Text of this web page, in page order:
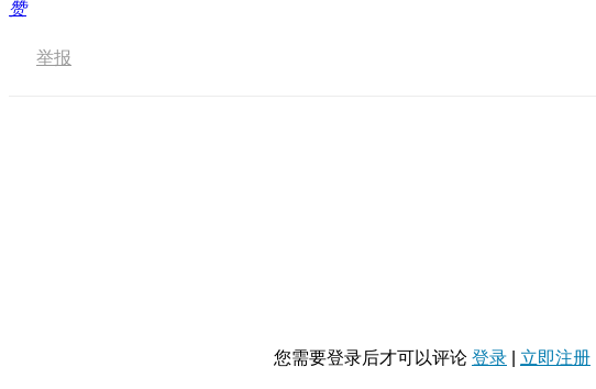
赞
举报
您需要登录后才可以评论 登录 立即注册